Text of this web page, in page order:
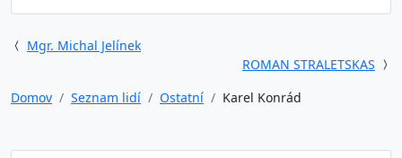
Mgr. Michal Jelínek
ROMAN STRALETSKAS
Domov
Seznam lidí Ostatní Karel Konrád